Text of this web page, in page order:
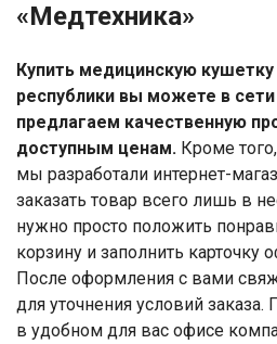
«Медтехника»
Купить медицинскую
республики вы можете в
предлагаем качественную
доступным ценам. Кроме
мы разработали интернет-
заказать товар всего лишь в
нужно просто положить
корзину и заполнить карточку
После оформления с вами
для уточнения условий
в удобном для вас офисе